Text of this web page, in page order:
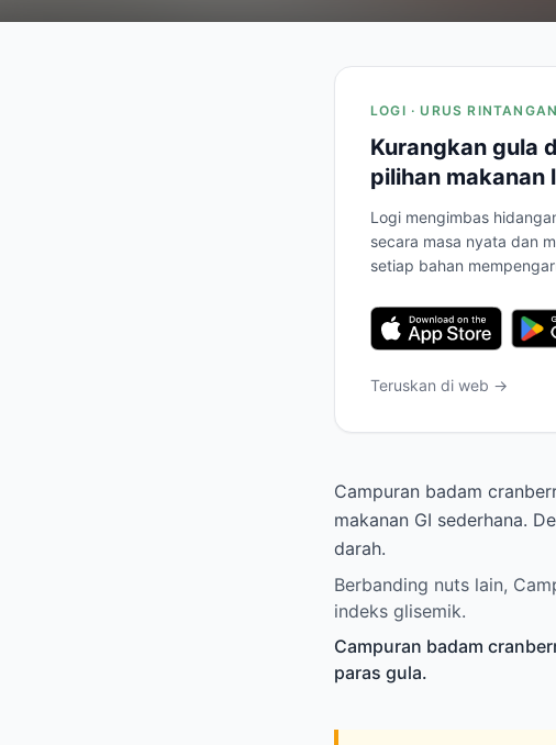
LOGI · URUS
Kurangkan gula
pilihan makanan
Logi mengimbas
secara masa nyata dan
setiap bahan
Teruskan di web →
Campuran badam
makanan GI sederhana.
darah.
Berbanding nuts lain,
indeks glisemik.
Campuran badam
paras gula.